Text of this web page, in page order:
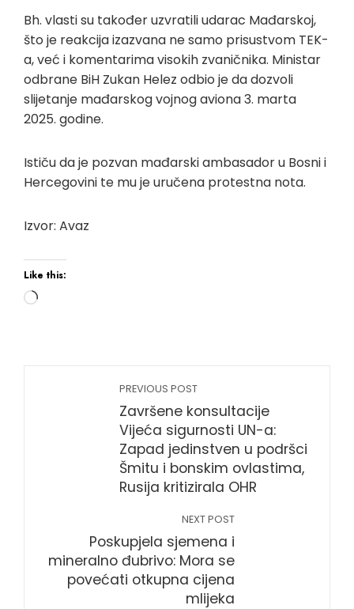
Bh. vlasti su također uzvratili udarac Mađarskoj,
što je reakcija izazvana ne samo prisustvom TEK-
a, već i komentarima visokih zvaničnika. Ministar
odbrane BiH Zukan Helez odbio je da dozvoli
slijetanje mađarskog vojnog aviona 3. marta
2025. godine.
Ističu da je pozvan mađarski ambasador u Bosni i
Hercegovini te mu je uručena protestna nota.
Izvor: Avaz
Like this:
PREVIOUS POST
Završene konsultacije
Vijeća sigurnosti UN-a:
Zapad jedinstven u podršci
Šmitu i bonskim ovlastima,
Rusija kritizirala OHR
NEXT POST
Poskupjela sjemena i
mineralno đubrivo: Mora se
povećati otkupna cijena
mlijeka